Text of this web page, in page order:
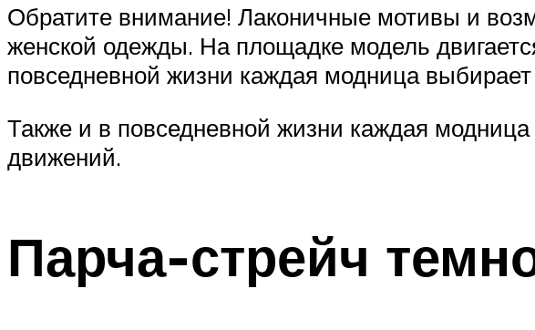
Обратите внимание! Лаконичные мотивы и
женской одежды. На площадке модель
повседневной жизни каждая модница
Также и в повседневной жизни каждая
движений.
Парча-стрейч